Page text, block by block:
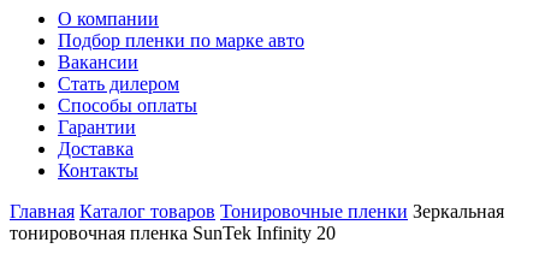
О компании
Подбор пленки по марке авто
Вакансии
Стать дилером
Способы оплаты
Гарантии
Доставка
Контакты
Главная Каталог товаров Тонировочные пленки Зеркальная
тонировочная пленка SunTek Infinity 20